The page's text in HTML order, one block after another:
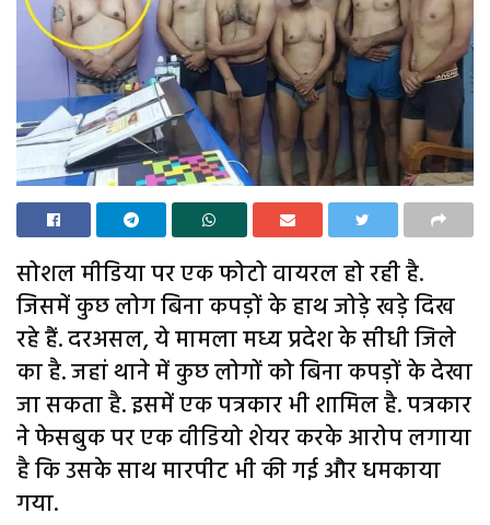
सोशल मीडिया पर एक फोटो वायरल हो रही है.
जिसमें कुछ लोग बिना कपड़ों के हाथ जोड़े खड़े दिख
रहे हैं. दरअसल, ये मामला मध्य प्रदेश के सीधी जिले
का है. जहां थाने में कुछ लोगों को बिना कपड़ों के देखा
जा सकता है. इसमें एक पत्रकार भी शामिल है. पत्रकार
ने फेसबुक पर एक वीडियो शेयर करके आरोप लगाया
है कि उसके साथ मारपीट भी की गई और धमकाया
गया.